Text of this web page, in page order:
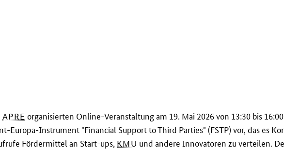
APRE organisierten Online-Veranstaltung am 19. Mai 2026 von 13:30 bis
Europa-Instrument "Financial Support to Third Parties" (FSTP) vor, das es
Fördermittel an Start-ups, KMU und andere Innovatoren zu verteilen.